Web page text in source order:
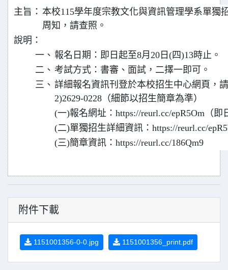
主旨： 本校115學年度宗教文化與資訊管理學系單獨
周知，請查照。
說明：
一、 報名日期：即日起至8月20日(四)13時止。
二、 考試方式：書審、面試，二擇一即可。
三、 詳細報名資訊刊登於本校招生中心網頁，
2)2629-0228（細節以招生簡章為準）
(一)報名網址：https://reurl.cc/epR5Om（即
(二)單獨招生詳細資訊：https://reurl.cc/
(三)簡章資訊：https://reurl.cc/186Qm9
附件下載
1151001356-0-0.jpg 1151001356_print.pdf